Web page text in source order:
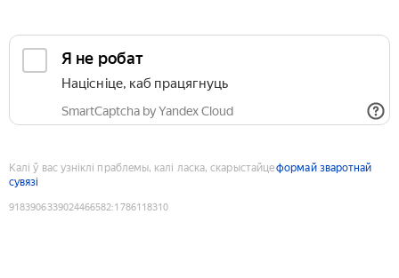
Я не робат
Націсніце, каб працягнуць
SmartCaptcha by Yandex Cloud
Калі ў вас узніклі праблемы, калі ласка, скарыстайцеформай зваротнай
сувязі
9183906339024466582:1786118310